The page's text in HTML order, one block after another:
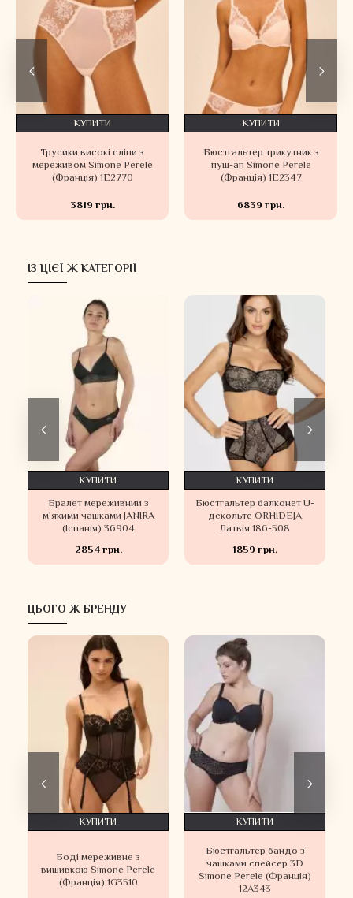
Трусики високі сліпи з
мереживом Simone Perele
(Франція) 1E2770
3819 грн.
КУПИТИ
Бюстгальтер трикутник з
пуш-ап Simone Perele
(Франція) 1E2347
6839 грн.
КУПИТИ
ІЗ ЦІЄЇ Ж КАТЕГОРІЇ
Бралет мереживний з
м'якими чашками JANIRA
(Іспанія) 36904
2854 грн.
КУПИТИ
Бюстгальтер балконет U-
декольте ORHIDEJA
Латвія 186-508
1859 грн.
КУПИТИ
ЦЬОГО Ж БРЕНДУ
Боді мереживне з
вишивкою Simone Perele
(Франція) 1G3510
КУПИТИ
Бюстгальтер бандо з
чашками спейсер 3D
Simone Perele (Франція)
12A343
КУПИТИ